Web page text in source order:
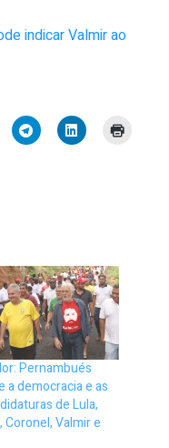
indicar Valmir ao
Pernambués
a democracia e as
de Lula,
Coronel, Valmir e